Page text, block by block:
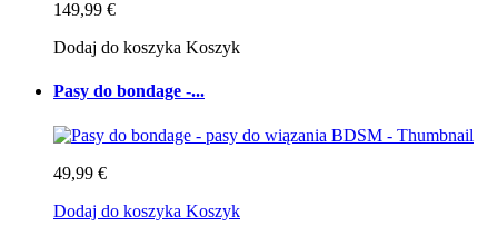
149,99 €
Dodaj do koszyka Koszyk
Pasy do bondage -...
49,99 €
Dodaj do koszyka Koszyk